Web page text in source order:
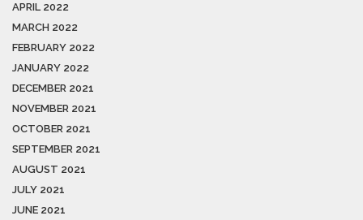
APRIL 2022
MARCH 2022
FEBRUARY 2022
JANUARY 2022
DECEMBER 2021
NOVEMBER 2021
OCTOBER 2021
SEPTEMBER 2021
AUGUST 2021
JULY 2021
JUNE 2021